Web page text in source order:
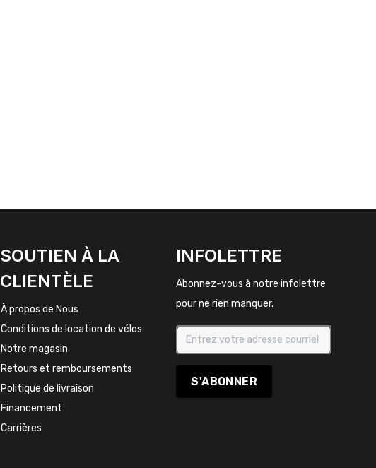
SOUTIEN À LA
CLIENTÈLE
À propos de Nous
Conditions de location de vélos
Notre magasin
Retours et remboursements
Politique de livraison
Financement
Carrières
INFOLETTRE
Abonnez-vous à notre infolettre
pour ne rien manquer.
S'ABONNER